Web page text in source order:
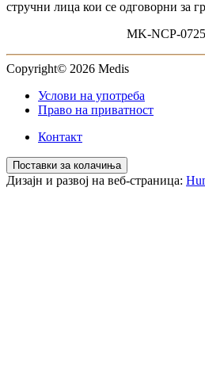
стручни лица кои се одговорни за
MK-NCP-
Copyright© 2026 Medis
Услови на употреба
Право на приватност
Контакт
Поставки за колачиња
Дизајн и развој на веб-страница: